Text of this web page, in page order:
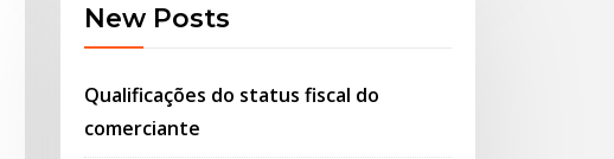
New Posts
Qualificações do status fiscal do
comerciante